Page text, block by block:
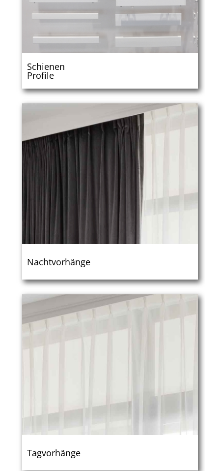
Schienen
Profile
Nachtvorhänge
Tagvorhänge